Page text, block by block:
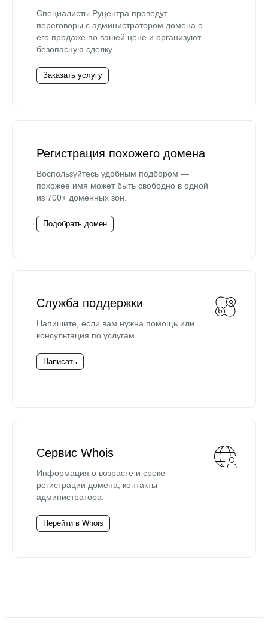
Специалисты Руцентра проведут
переговоры с администратором домена о
его продаже по вашей цене и организуют
безопасную сделку.
Заказать услугу
Регистрация похожего домена
Воспользуйтесь удобным подбором —
похожее имя может быть свободно в одной
из 700+ доменных зон.
Подобрать домен
Служба поддержки
Напишите, если вам нужна помощь или
консультация по услугам.
Написать
Сервис Whois
Информация о возрасте и сроке
регистрации домена, контакты
администратора.
Перейти в Whois